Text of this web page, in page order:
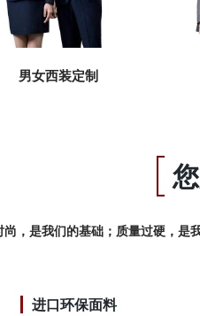
男女西装定制
尚，是我们的基础；质量过硬，是
进口环保面料